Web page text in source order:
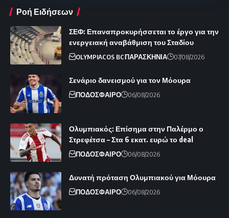
Ροή Ειδήσεων
ΣΕΦ: Επαναπροκυρήσσεται το έργο για την
ενεργειακή αναβάθμιση του Σταδίου
OLYMPIACOS BCΠΑΡΑΣΚΗΝΙΑ 07/08/2026
Σενάριο δανεισμού για τον Μόουρα
ΠΟΔΟΣΦΑΙΡΟ 06/08/2026
Ολυμπιακός: Επίσημα στην Παλέρμο ο
Στρεφέτσα – Στα 6 εκατ. ευρώ το deal
ΠΟΔΟΣΦΑΙΡΟ 06/08/2026
Δυνατή πρόταση Ολυμπιακού για Μόουρα
ΠΟΔΟΣΦΑΙΡΟ 06/08/2026